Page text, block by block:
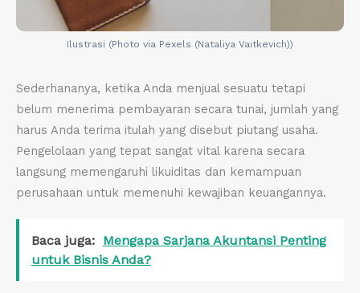
Ilustrasi (Photo via Pexels (Nataliya Vaitkevich))
Sederhananya, ketika Anda menjual sesuatu tetapi
belum menerima pembayaran secara tunai, jumlah yang
harus Anda terima itulah yang disebut piutang usaha.
Pengelolaan yang tepat sangat vital karena secara
langsung memengaruhi likuiditas dan kemampuan
perusahaan untuk memenuhi kewajiban keuangannya.
Baca juga:
Mengapa Sarjana Akuntansi Penting
untuk Bisnis Anda?